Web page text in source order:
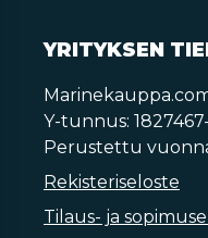
YRITYKSEN
Y-tunnus:
Perustettu
Rekisteriseloste
Tilaus- ja